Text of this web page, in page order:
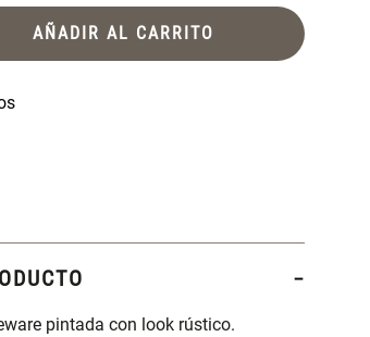
AÑADIR AL CARRITO
pintada con look rústico.